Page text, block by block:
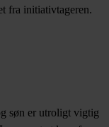
fra initiativtageren.
søn er utroligt vigtig